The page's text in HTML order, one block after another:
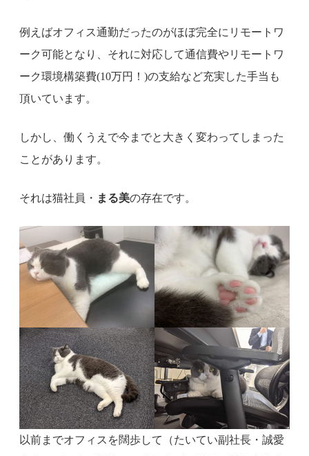
例えばオフィス通勤だったのがほぼ完全にリモートワ
ーク可能となり、それに対応して通信費やリモートワ
ーク環境構築費(10万円！)の支給など充実した手当も
頂いています。
しかし、働くうえで今までと大きく変わってしまった
ことがあります。
それは猫社員・ まる美の存在です。
以前までオフィスを闊歩して（たいてい副社長・誠愛